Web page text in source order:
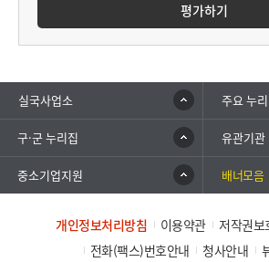
평가하기
실국사업소 주요 누
구·군 누리집 유관기관
중소기업지원 배너모음
개인정보처리방침 이용약관 저작권보
전화(팩스)번호안내
청사안내